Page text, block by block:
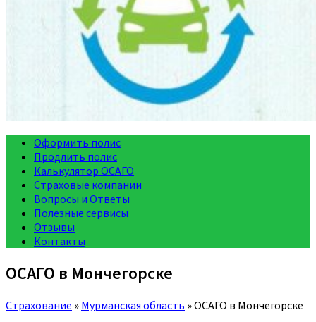
Оформить полис
Продлить полис
Калькулятор ОСАГО
Страховые компании
Вопросы и Ответы
Полезные сервисы
Отзывы
Контакты
ОСАГО в Мончегорске
Страхование » Мурманская область »ОСАГО в Мончегорске